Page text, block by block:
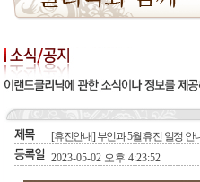
[휴진안내] 부인과 5월 휴진 일정 안
2023-05-02 오후 4:23:52